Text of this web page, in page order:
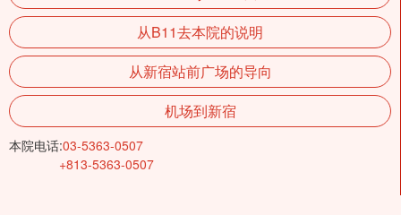
从B11去本院的说明
从新宿站前广场的导向
机场到新宿
本院电话:03-5363-0507
+813-5363-0507